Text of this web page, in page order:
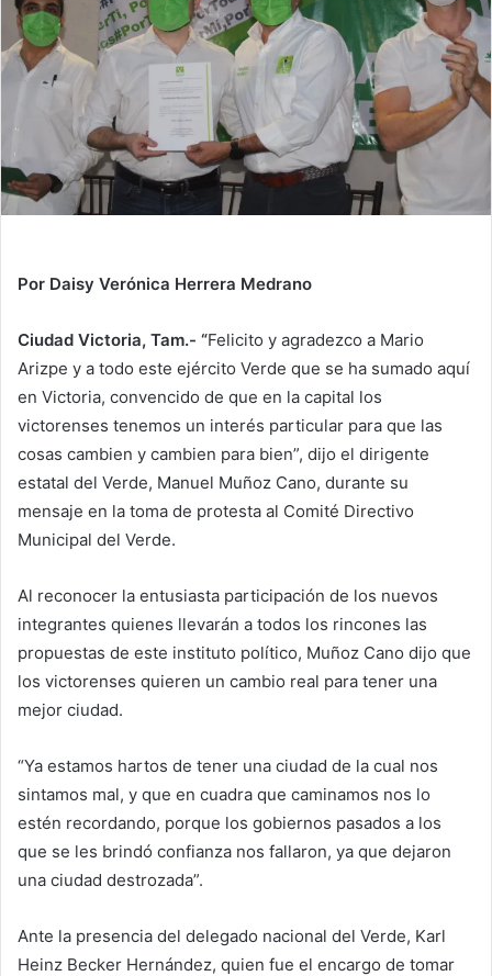
n
m
l
Por Daisy Verónica Herrera Medrano
Ciudad Victoria, Tam.- “Felicito y agradezco a Mario
Arizpe y a todo este ejército Verde que se ha sumado aquí
en Victoria, convencido de que en la capital los
victorenses tenemos un interés particular para que las
cosas cambien y cambien para bien”, dijo el dirigente
estatal del Verde, Manuel Muñoz Cano, durante su
mensaje en la toma de protesta al Comité Directivo
Municipal del Verde.
Al reconocer la entusiasta participación de los nuevos
integrantes quienes llevarán a todos los rincones las
propuestas de este instituto político, Muñoz Cano dijo que
los victorenses quieren un cambio real para tener una
mejor ciudad.
“Ya estamos hartos de tener una ciudad de la cual nos
sintamos mal, y que en cuadra que caminamos nos lo
estén recordando, porque los gobiernos pasados a los
que se les brindó confianza nos fallaron, ya que dejaron
una ciudad destrozada”.
Ante la presencia del delegado nacional del Verde, Karl
Heinz Becker Hernández, quien fue el encargo de tomar